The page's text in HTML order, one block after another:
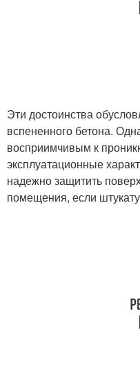
Эти достоинства
вспененного бетона.
восприимчивым к
эксплуатационные
надежно защитить
помещения, если